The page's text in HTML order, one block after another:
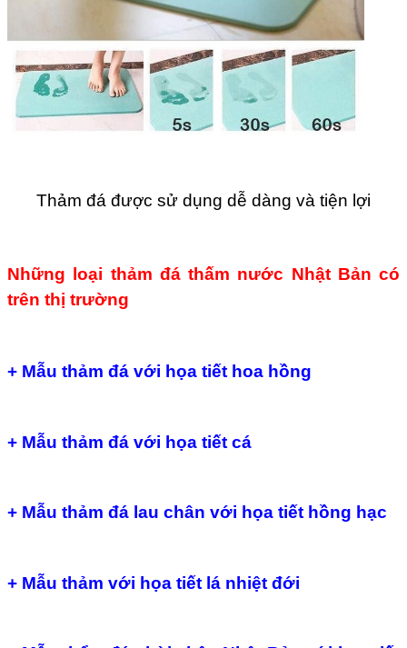
Thảm đá được sử dụng dễ dàng và tiện lợi
Những loại thảm đá thấm nước Nhật Bản có
trên thị trường
+ Mẫu thảm đá với họa tiết hoa hồng
+ Mẫu thảm đá với họa tiết cá
+ Mẫu thảm đá lau chân với họa tiết hồng hạc
+ Mẫu thảm với họa tiết lá nhiệt đới